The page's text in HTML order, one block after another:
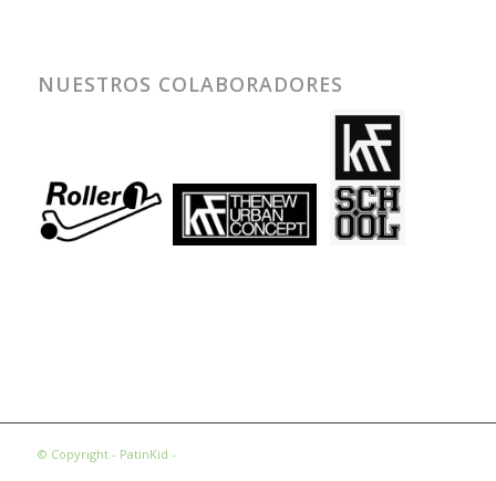
NUESTROS COLABORADORES
© Copyright - PatinKid -